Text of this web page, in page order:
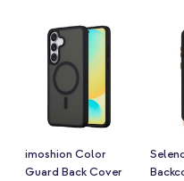
imoshion Color
Guard Back Cover